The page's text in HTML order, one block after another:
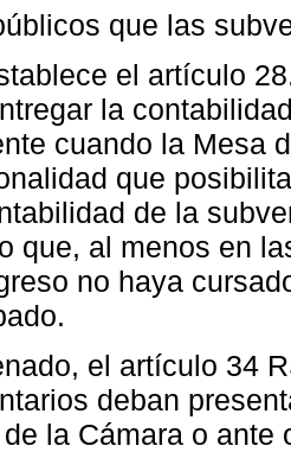
que las
el artículo
la
cuando la Mesa
que
de la
que, al menos en
no haya
el artículo 34
deban
la Cámara o ante